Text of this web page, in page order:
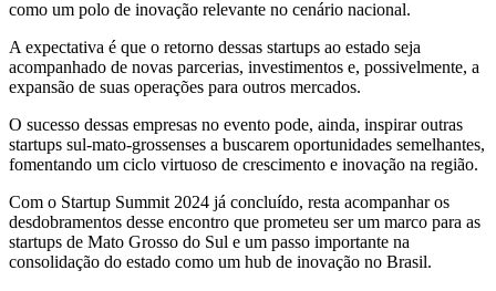
como um polo de inovação relevante no cenário nacional.
A expectativa é que o retorno dessas startups ao estado seja
acompanhado de novas parcerias, investimentos e, possivelmente, a
expansão de suas operações para outros mercados.
O sucesso dessas empresas no evento pode, ainda, inspirar outras
startups sul-mato-grossenses a buscarem oportunidades semelhantes,
fomentando um ciclo virtuoso de crescimento e inovação na região.
Com o Startup Summit 2024 já concluído, resta acompanhar os
desdobramentos desse encontro que prometeu ser um marco para as
startups de Mato Grosso do Sul e um passo importante na
consolidação do estado como um hub de inovação no Brasil.